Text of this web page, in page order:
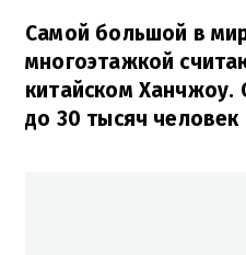
Самой большой в
многоэтажкой
китайском Ханчжоу.
до 30 тысяч человек